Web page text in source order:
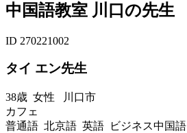
中国語教室 川口の先生
ID 270221002
タイ エン先生
38歳 女性 川口市
カフェ
普通語 北京語 英語 ビジネス中国語